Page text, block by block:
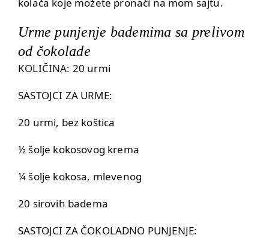
Urme punjenje bademima sa prelivom
od čokolade
KOLIČINA: 20 urmi
SASTOJCI ZA URME:
20 urmi, bez koštica
½ šolje kokosovog krema
¼ šolje kokosa, mlevenog
20 sirovih badema
SASTOJCI ZA ČOKOLADNO PUNJENJE: